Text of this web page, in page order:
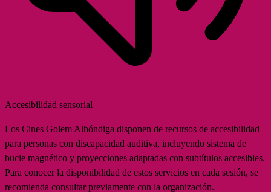
Accesibilidad sensorial
Los Cines Golem Alhóndiga disponen de recursos de accesibilidad
para personas con discapacidad auditiva, incluyendo sistema de
bucle magnético y proyecciones adaptadas con subtítulos accesibles.
Para conocer la disponibilidad de estos servicios en cada sesión, se
recomienda consultar previamente con la organización.